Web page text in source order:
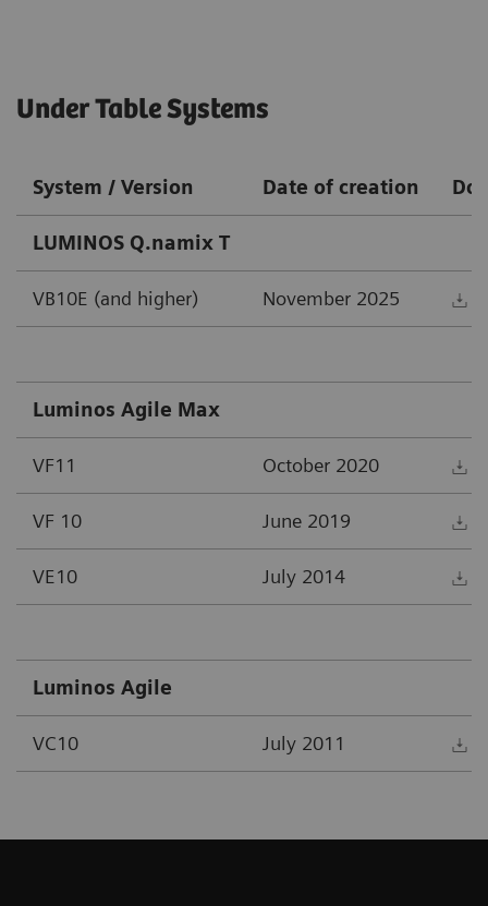
Under Table Systems
System / Version Date of creation
LUMINOS Q.namix T
VB10E (and higher) November 2025
Luminos Agile Max
VF11 October 2020
VF 10 June 2019
VE10 July 2014
Luminos Agile
VC10 July 2011